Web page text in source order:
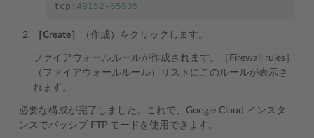
tcp : 49152 - 65535
［Create］ （作成）をクリックします。
ファイアウォールルールが作成されます。［Firewall rules］
（ファイアウォールルール）リストにこのルールが表示さ
れます。
必要な構成が完了しました。これで、Google Cloud インスタ
ンスでパッシブ FTP モードを使用できます。